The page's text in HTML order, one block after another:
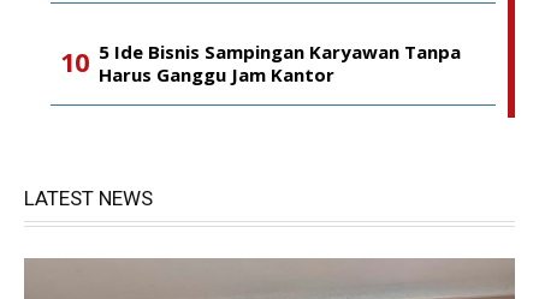
5 Ide Bisnis Sampingan Karyawan Tanpa
Harus Ganggu Jam Kantor
LATEST NEWS